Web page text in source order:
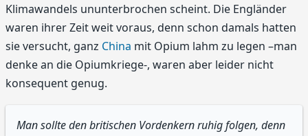
Klimawandels ununterbrochen scheint. Die Engländer
waren ihrer Zeit weit voraus, denn schon damals hatten
sie versucht, ganz China mit Opium lahm zu legen –man
denke an die Opiumkriege-, waren aber leider nicht
konsequent genug.
Man sollte den britischen Vordenkern ruhig folgen, denn